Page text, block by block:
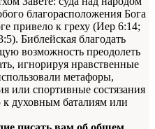
благорасположения Бога
привело к греху (Иер 6:14;
Библейская благодать
возможность преодолеть
игнорируя нравственные
метафоры,
или спортивные состязания
духовным баталиям или